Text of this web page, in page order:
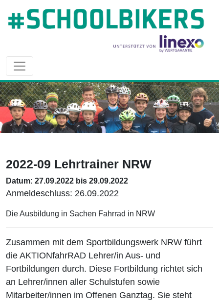
2022-09 Lehrtrainer NRW
Datum: 27.09.2022 bis 29.09.2022
Anmeldeschluss: 26.09.2022
Die Ausbildung in Sachen Fahrrad in NRW
Zusammen mit dem Sportbildungswerk NRW führt
die AKTIONfahrRAD Lehrer/in Aus- und
Fortbildungen durch. Diese Fortbildung richtet sich
an Lehrer/innen aller Schulstufen sowie
Mitarbeiter/innen im Offenen Ganztag. Sie steht